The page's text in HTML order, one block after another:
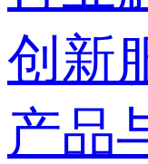
创新
产品